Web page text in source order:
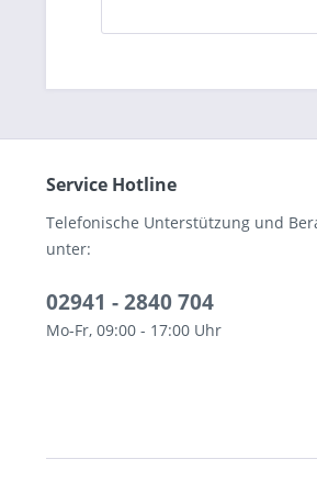
Service Hotline
Telefonische Unterstützung und
unter:
02941 - 2840 704
Mo-Fr, 09:00 - 17:00 Uhr